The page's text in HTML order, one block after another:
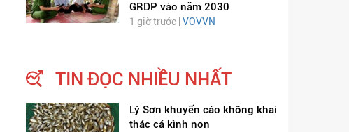
GRDP vào năm 2030
1 giờ trước | VOVVN
TIN ĐỌC NHIỀU NHẤT
Lý Sơn khuyến cáo không khai
thác cá kình non